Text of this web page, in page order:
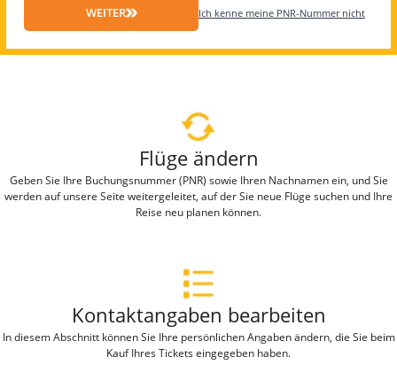
WEITER Ich kenne meine PNR-Nummer nicht
Flüge ändern
Geben Sie Ihre Buchungsnummer (PNR) sowie Ihren Nachnamen ein, und Sie
werden auf unsere Seite weitergeleitet, auf der Sie neue Flüge suchen und Ihre
Reise neu planen können.
Kontaktangaben bearbeiten
In diesem Abschnitt können Sie Ihre persönlichen Angaben ändern, die Sie beim
Kauf Ihres Tickets eingegeben haben.